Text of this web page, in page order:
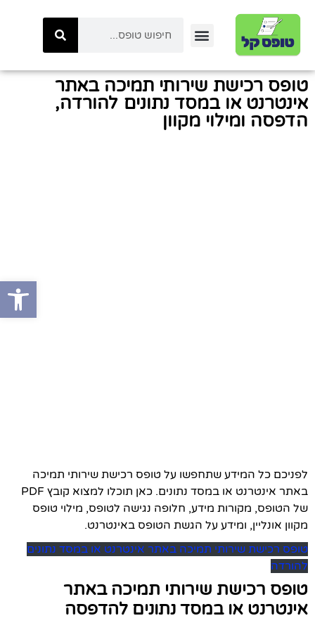
טופס רכישת שירותי תמיכה באתר
אינטרנט או במסד נתונים להורדה,
הדפסה ומילוי מקוון
לפניכם כל המידע שתחפשו על טופס רכישת שירותי תמיכה
באתר אינטרנט או במסד נתונים. כאן תוכלו למצוא קובץ PDF
של הטופס, מקורות מידע, חלופה נגישה לטופס, מילוי טופס
מקוון אונליין, ומידע על הגשת הטופס באינטרנט.
טופס רכישת שירותי תמיכה באתר אינטרנט או במסד נתונים
להורדה
טופס רכישת שירותי תמיכה באתר
אינטרנט או במסד נתונים להדפסה
פתח